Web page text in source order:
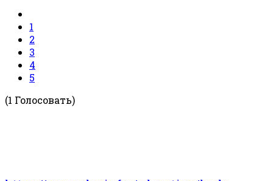
1
2
3
4
5
(1 Голосовать)